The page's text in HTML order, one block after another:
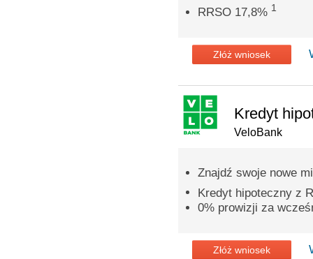
RRSO 17,8% 1
Złóż wniosek
Kredyt
VeloBank
Znajdź swoje nowe
Kredyt hipoteczny z
0% prowizji za
Złóż wniosek